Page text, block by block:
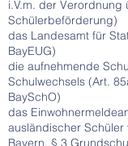
i.V.m. der Verordnung
Schülerbeförderung)
das Landesamt für
BayEUG)
die aufnehmende
Schulwechsels (Art.
BaySchO)
das
ausländischer
Bayern, § 3